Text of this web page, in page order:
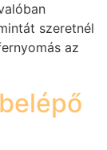
szeretnél
az